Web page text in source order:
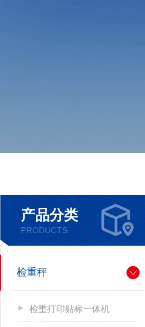
产品分类
PRODUCTS
检重秤
检重打印贴标一体机